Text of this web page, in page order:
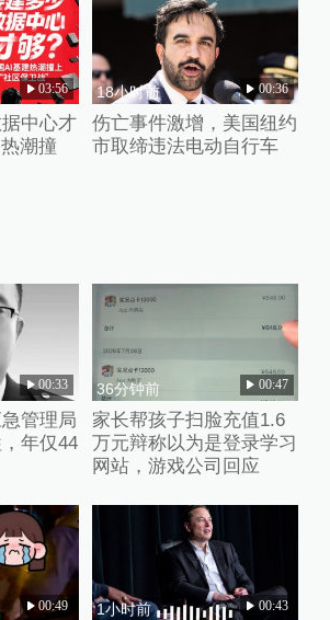
03:56
中心才
潮撞
18小时前 00:36
伤亡事件激增，美国纽约
市取缔违法电动自行车
00:33
管理局
年仅44
36分钟前 00:47
家长帮孩子扫脸充值1.6
万元辩称以为是登录学习
网站，游戏公司回应
00:49 1小时前 00:43